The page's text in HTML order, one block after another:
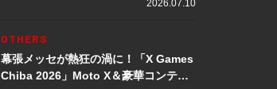
2026.07.10
OTHERS
幕張メッセが熱狂の渦に！「X Games
Chiba 2026」Moto X＆豪華コンテン